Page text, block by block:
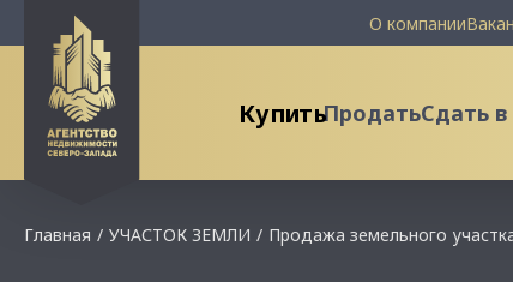
О компании
КупитьПродатьСдать
Главная УЧАСТОК ЗЕМЛИ Продажа земельного